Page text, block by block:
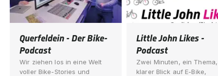
Querfeldein - Der Bike-
Podcast
Wir ziehen los in eine Welt
voller Bike-Stories und
Little John Likes -
Podcast
Zwei Minuten, ein Thema,
klarer Blick auf E-Bike,